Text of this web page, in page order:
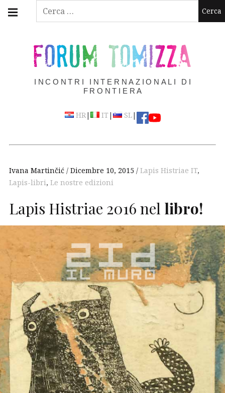
Ricerca
Skip
FORUM TOMIZZA
INCONTRI INTERNAZIONALI DI
FRONTIERA
HR| IT | SL|
navigation
Ivana Martinčić Dicembre 10, 2015 Lapis Histriae IT,
Lapis-libri, Le nostre edizioni
Lapis Histriae 2016 nel libro!